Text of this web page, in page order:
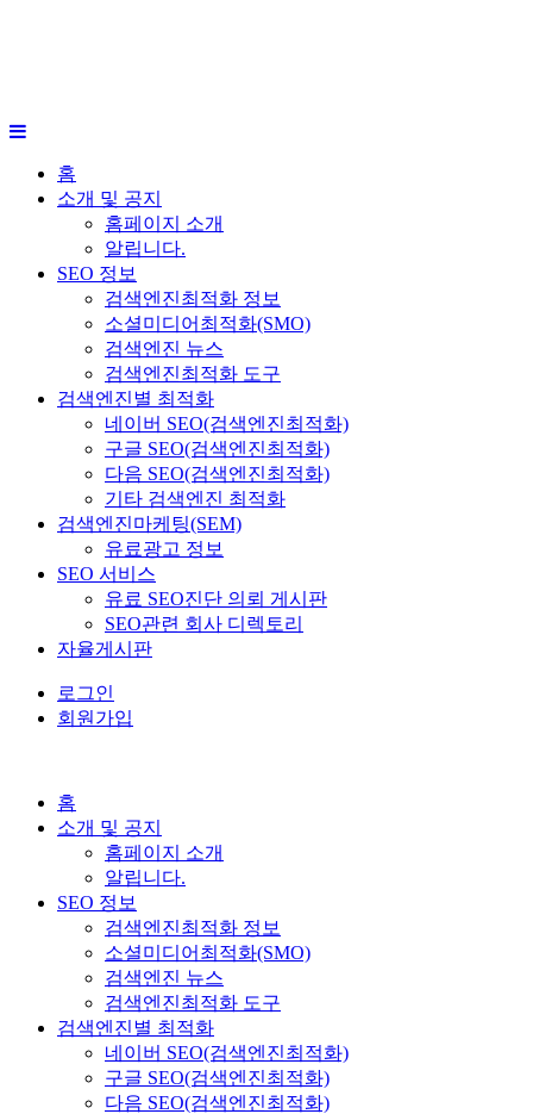
홈
소개 및 공지
홈페이지 소개
알립니다.
SEO 정보
검색엔진최적화 정보
소셜미디어최적화(SMO)
검색엔진 뉴스
검색엔진최적화 도구
검색엔진별 최적화
네이버 SEO(검색엔진최적화)
구글 SEO(검색엔진최적화)
다음 SEO(검색엔진최적화)
기타 검색엔진 최적화
검색엔진마케팅(SEM)
유료광고 정보
SEO 서비스
유료 SEO진단 의뢰 게시판
SEO관련 회사 디렉토리
자율게시판
로그인
회원가입
홈
소개 및 공지
홈페이지 소개
알립니다.
SEO 정보
검색엔진최적화 정보
소셜미디어최적화(SMO)
검색엔진 뉴스
검색엔진최적화 도구
검색엔진별 최적화
네이버 SEO(검색엔진최적화)
구글 SEO(검색엔진최적화)
다음 SEO(검색엔진최적화)